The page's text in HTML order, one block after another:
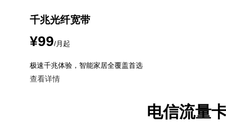
千兆光纤宽带
¥99/月起
极速千兆体验，智能家居全覆盖首选
查看详情
电信流量